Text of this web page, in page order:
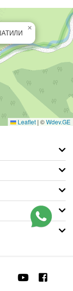
×
Leaflet | ©Wdev.GE